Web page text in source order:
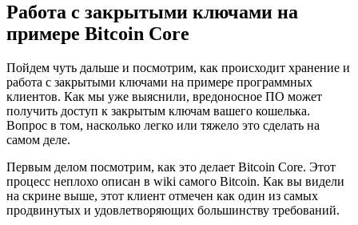
Работа с закрытыми ключами на
примере Bitcoin Core
Пойдем чуть дальше и посмотрим, как происходит хранение и
работа с закрытыми ключами на примере программных
клиентов. Как мы уже выяснили, вредоносное ПО может
получить доступ к закрытым ключам вашего кошелька.
Вопрос в том, насколько легко или тяжело это сделать на
самом деле.
Первым делом посмотрим, как это делает Bitcoin Core. Этот
процесс неплохо описан в wiki самого Bitcoin. Как вы видели
на скрине выше, этот клиент отмечен как один из самых
продвинутых и удовлетворяющих большинству требований.